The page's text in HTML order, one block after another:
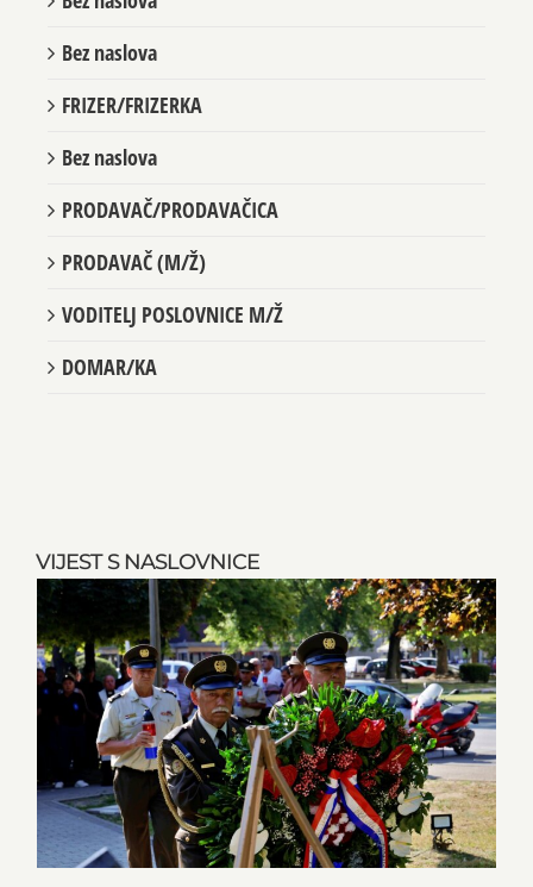
VIJEST S NASLOVNICE
Bez naslova
FRIZER/FRIZERKA
Bez naslova
PRODAVAČ/PRODAVAČICA
PRODAVAČ (M/Ž)
VODITELJ POSLOVNICE M/Ž
DOMAR/KA